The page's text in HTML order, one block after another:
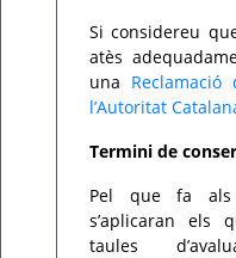
Si considereu
atès
una
l’Autoritat
Termini de
Pel que fa als
s’aplicaran els
taules